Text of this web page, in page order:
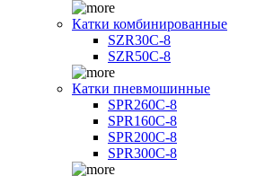
Катки комбинированные
SZR30C-8
SZR50C-8
Катки пневмошинные
SPR260C-8
SPR160C-8
SPR200C-8
SPR300C-8